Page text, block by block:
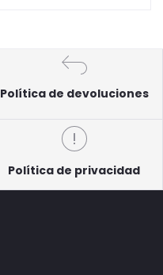
Política de devoluciones
Política de privacidad